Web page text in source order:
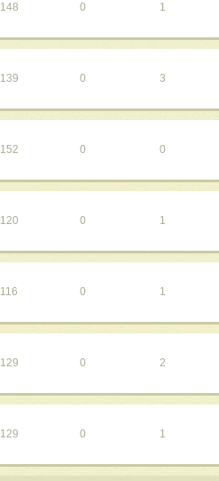
148 0 1
139 0 3
152 0 0
120 0 1
116 0 1
129 0 2
129 0 1